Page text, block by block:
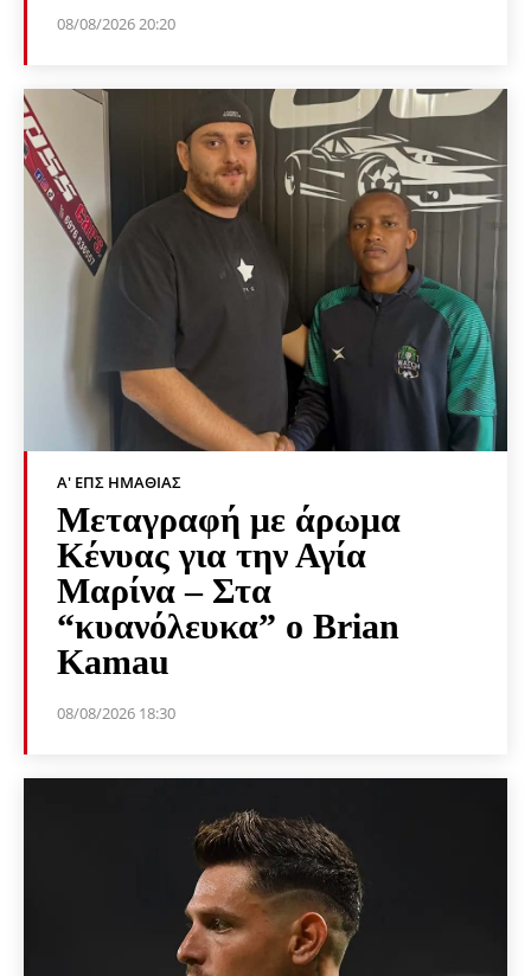
08/08/2026 20:20
Α' ΕΠΣ ΗΜΑΘΊΑΣ
Μεταγραφή με άρωμα
Κένυας για την Αγία
Μαρίνα – Στα
“κυανόλευκα” ο Brian
Kamau
08/08/2026 18:30